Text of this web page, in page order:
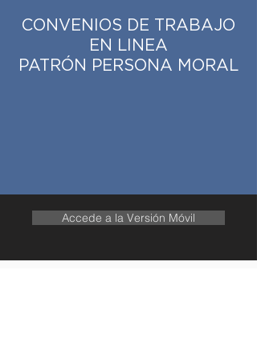
CONVENIOS DE TRABAJO
EN LINEA
PATRÓN PERSONA MORAL
Accede a la Versión Móvil